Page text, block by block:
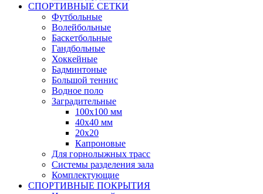
СПОРТИВНЫЕ СЕТКИ
Футбольные
Волейбольные
Баскетбольные
Гандбольные
Хоккейные
Бадминтоные
Большой теннис
Водное поло
Заградительные
100х100 мм
40х40 мм
20х20
Капроновые
Для горнолыжных трасс
Системы разделения зала
Комплектующие
СПОРТИВНЫЕ ПОКРЫТИЯ